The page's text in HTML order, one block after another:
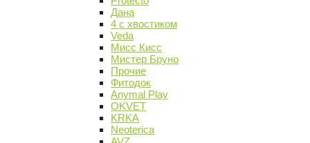
Дана
4 с хвостиком
Veda
Мисс Кисс
Мистер Бруно
Прочие
Фитодок
Anymal Play
OKVET
KRKA
Neoterica